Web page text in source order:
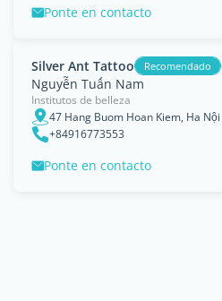
Ponte en contacto
Silver Ant Tattoo Recomendado
Nguyễn Tuấn Nam
Institutos de belleza
47 Hang Buom Hoan Kiem, Ha Nội
+84916773553
Ponte en contacto